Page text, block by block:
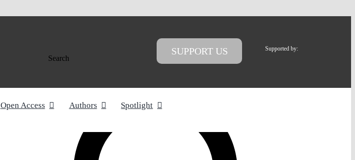
Search
SUPPORT US Supported by:
Open Access Authors Spotlight